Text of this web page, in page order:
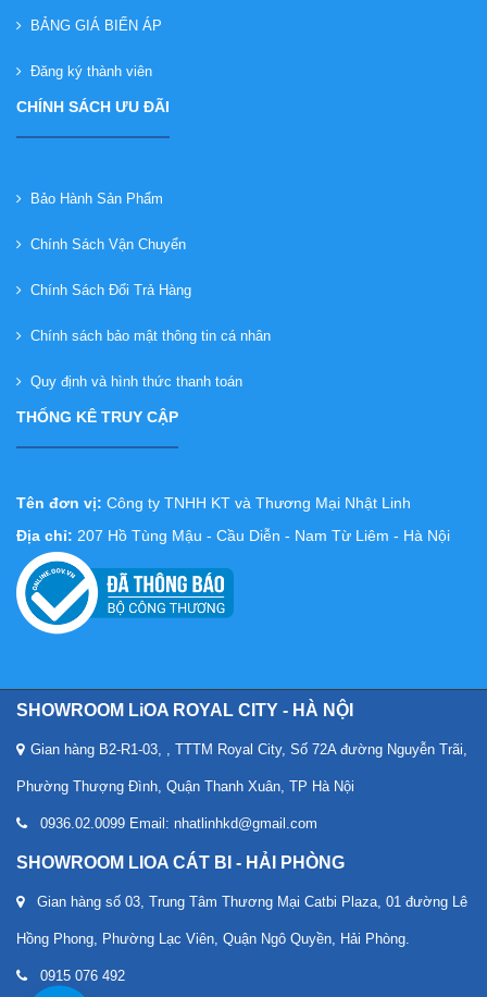
BẢNG GIÁ BIẾN ÁP
Đăng ký thành viên
CHÍNH SÁCH ƯU ĐÃI
Bảo Hành Sản Phẩm
Chính Sách Vận Chuyển
Chính Sách Đổi Trả Hàng
Chính sách bảo mật thông tin cá nhân
Quy định và hình thức thanh toán
THỐNG KÊ TRUY CẬP
Tên đơn vị: Công ty TNHH KT và Thương Mại Nhật Linh
Địa chỉ: 207 Hồ Tùng Mậu - Cầu Diễn - Nam Từ Liêm - Hà Nội
SHOWROOM LiOA ROYAL CITY - HÀ NỘI
Gian hàng B2-R1-03, , TTTM Royal City, Số 72A đường Nguyễn Trãi,
Phường Thượng Đình, Quận Thanh Xuân, TP Hà Nội
0936.02.0099 Email: nhatlinhkd@gmail.com
SHOWROOM LIOA CÁT BI - HẢI PHÒNG
Gian hàng số 03, Trung Tâm Thương Mại Catbi Plaza, 01 đường Lê
Hồng Phong, Phường Lạc Viên, Quận Ngô Quyền, Hải Phòng.
0915 076 492